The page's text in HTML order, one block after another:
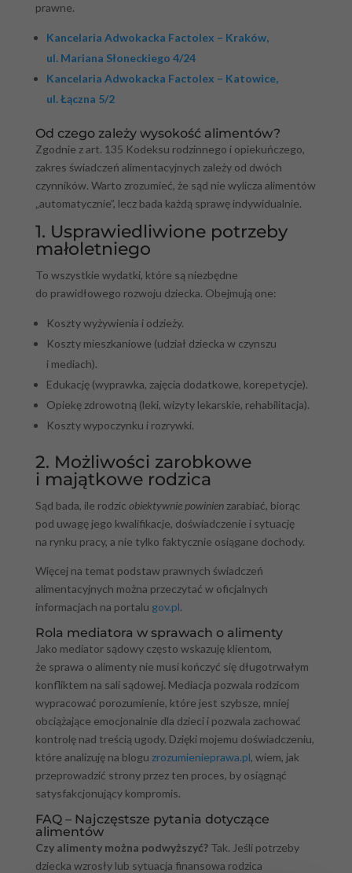
prawne.
Kancelaria Adwokacka Factolex – Kraków,
ul. Mariana Słoneckiego 4/24
Kancelaria Adwokacka Factolex – Katowice,
ul. Łączna 5/2
Od czego zależy wysokość alimentów?
Zgodnie z art. 135 Kodeksu rodzinnego i opiekuńczego,
zakres świadczeń alimentacyjnych zależy od dwóch
czynników. Warto zrozumieć, że sąd nie wylicza alimentów
„automatycznie”, lecz bada każdą sprawę indywidualnie.
1. Usprawiedliwione potrzeby
małoletniego
To wszystkie wydatki, które są niezbędne
do prawidłowego rozwoju dziecka. Obejmują one:
Koszty wyżywienia i odzieży.
Koszty mieszkaniowe (udział dziecka w czynszu
i mediach).
Edukację (wyprawka, zajęcia dodatkowe, korepetycje).
Opiekę zdrowotną (leki, wizyty lekarskie, rehabilitacja).
Koszty wypoczynku i rozrywki.
2. Możliwości zarobkowe
i majątkowe rodzica
Sąd bada, ile rodzic obiektywnie powinienzarabiać, biorąc
pod uwagę jego kwalifikacje, doświadczenie i sytuację
na rynku pracy, a nie tylko faktycznie osiągane dochody.
Więcej na temat podstaw prawnych świadczeń
alimentacyjnych można przeczytać w oficjalnych
informacjach na portalu gov.pl.
Rola mediatora w sprawach o alimenty
Jako mediator sądowy często wskazuję klientom,
że sprawa o alimenty nie musi kończyć się długotrwałym
konfliktem na sali sądowej. Mediacja pozwala rodzicom
wypracować porozumienie, które jest szybsze, mniej
obciążające emocjonalnie dla dzieci i pozwala zachować
kontrolę nad treścią ugody. Dzięki mojemu doświadczeniu,
które analizuję na blogu zrozumienieprawa.pl, wiem, jak
przeprowadzić strony przez ten proces, by osiągnąć
satysfakcjonujący kompromis.
FAQ – Najczęstsze pytania dotyczące
alimentów
Czy alimenty można podwyższyć?Tak. Jeśli potrzeby
dziecka wzrosły lub sytuacja finansowa rodzica